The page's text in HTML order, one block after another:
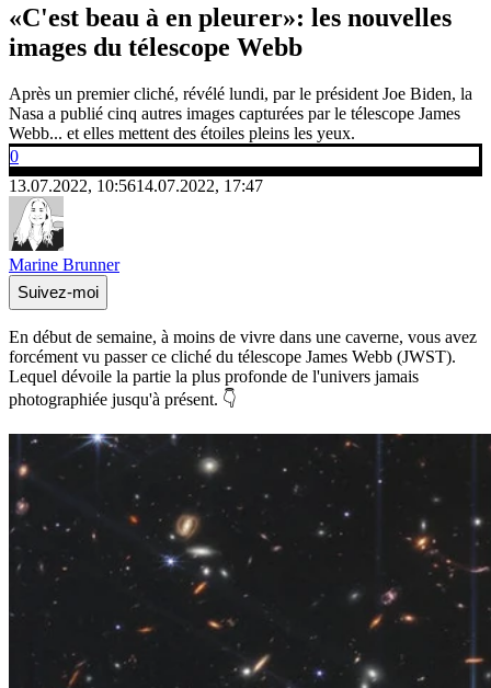
«C'est beau à en pleurer»: les nouvelles
images du télescope Webb
Après un premier cliché, révélé lundi, par le président Joe Biden, la
Nasa a publié cinq autres images capturées par le télescope James
Webb... et elles mettent des étoiles pleins les yeux.
0
13.07.2022, 10:5614.07.2022, 17:47
Marine Brunner
Suivez-moi
En début de semaine, à moins de vivre dans une caverne, vous avez
forcément vu passer ce cliché du télescope James Webb (JWST).
Lequel dévoile la partie la plus profonde de l'univers jamais
photographiée jusqu'à présent. 👇